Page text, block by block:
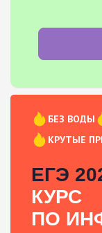
БЕЗ ВОДЫ
КРУТЫЕ
ЕГЭ
КУРС
ПО